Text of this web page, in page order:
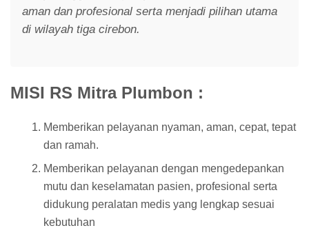
aman dan profesional serta menjadi pilihan utama
di wilayah tiga cirebon.
MISI RS Mitra Plumbon :
Memberikan pelayanan nyaman, aman, cepat, tepat
dan ramah.
Memberikan pelayanan dengan mengedepankan
mutu dan keselamatan pasien, profesional serta
didukung peralatan medis yang lengkap sesuai
kebutuhan